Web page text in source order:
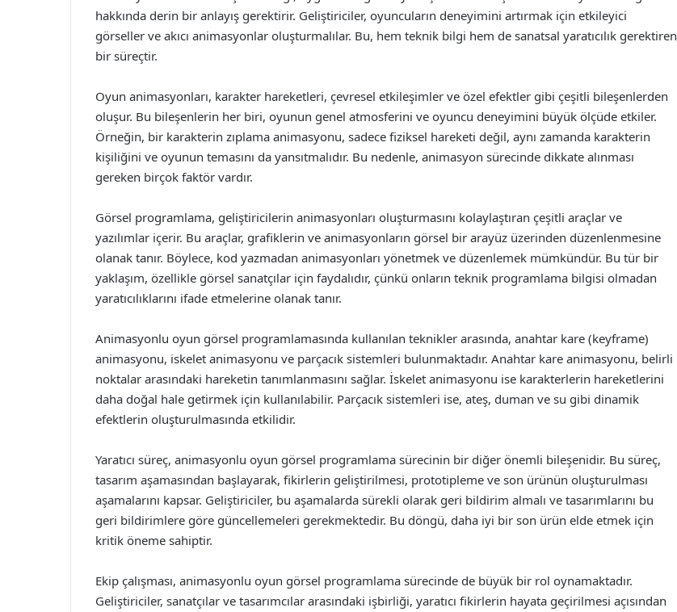
hakkında derin bir anlayış gerektirir. Geliştiriciler, oyuncuların deneyimini artırmak için etkileyici
görseller ve akıcı animasyonlar oluşturmalılar. Bu, hem teknik bilgi hem de sanatsal yaratıcılık gerektiren
bir süreçtir.
Oyun animasyonları, karakter hareketleri, çevresel etkileşimler ve özel efektler gibi çeşitli bileşenlerden
oluşur. Bu bileşenlerin her biri, oyunun genel atmosferini ve oyuncu deneyimini büyük ölçüde etkiler.
Örneğin, bir karakterin zıplama animasyonu, sadece fiziksel hareketi değil, aynı zamanda karakterin
kişiliğini ve oyunun temasını da yansıtmalıdır. Bu nedenle, animasyon sürecinde dikkate alınması
gereken birçok faktör vardır.
Görsel programlama, geliştiricilerin animasyonları oluşturmasını kolaylaştıran çeşitli araçlar ve
yazılımlar içerir. Bu araçlar, grafiklerin ve animasyonların görsel bir arayüz üzerinden düzenlenmesine
olanak tanır. Böylece, kod yazmadan animasyonları yönetmek ve düzenlemek mümkündür. Bu tür bir
yaklaşım, özellikle görsel sanatçılar için faydalıdır, çünkü onların teknik programlama bilgisi olmadan
yaratıcılıklarını ifade etmelerine olanak tanır.
Animasyonlu oyun görsel programlamasında kullanılan teknikler arasında, anahtar kare (keyframe)
animasyonu, iskelet animasyonu ve parçacık sistemleri bulunmaktadır. Anahtar kare animasyonu, belirli
noktalar arasındaki hareketin tanımlanmasını sağlar. İskelet animasyonu ise karakterlerin hareketlerini
daha doğal hale getirmek için kullanılabilir. Parçacık sistemleri ise, ateş, duman ve su gibi dinamik
efektlerin oluşturulmasında etkilidir.
Yaratıcı süreç, animasyonlu oyun görsel programlama sürecinin bir diğer önemli bileşenidir. Bu süreç,
tasarım aşamasından başlayarak, fikirlerin geliştirilmesi, prototipleme ve son ürünün oluşturulması
aşamalarını kapsar. Geliştiriciler, bu aşamalarda sürekli olarak geri bildirim almalı ve tasarımlarını bu
geri bildirimlere göre güncellemeleri gerekmektedir. Bu döngü, daha iyi bir son ürün elde etmek için
kritik öneme sahiptir.
Ekip çalışması, animasyonlu oyun görsel programlama sürecinde de büyük bir rol oynamaktadır.
Geliştiriciler, sanatçılar ve tasarımcılar arasındaki işbirliği, yaratıcı fikirlerin hayata geçirilmesi açısından